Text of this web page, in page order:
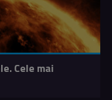
Cele mai